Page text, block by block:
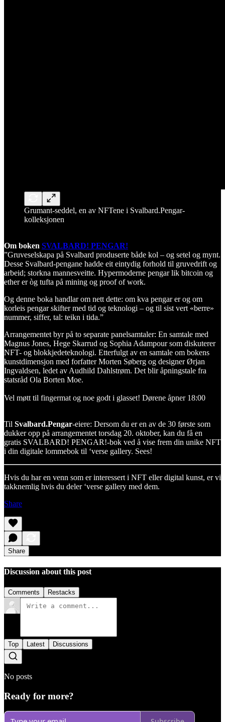
Grumant-seddel, en av NFTene i Svalbard.Pengar-
kolleksjonen
Om boken SVALBARD! PENGAR!
”Gruveselskapa på Svalbard produserte både kol – og setel og mynt.
Desse Svalbard-pengane hadde eit eintydig forhold til gruvedrift og
arbeid; storkna mannesveitte. Hypermoderne pengar lik bitcoin og
ether er òg tufta på mining og proof of work.
Og denne boka handlar om nett dette: om kva pengar er og om
korleis pengar skifter med tid og teknologi – og til sist vert «berre»
nummer, siffer, tal: teikn i tida.”
Arrangementet byr på to separate panelsamtaler: En samtale med
Magnus Jones, Hege Skarrud og Sophia Adampour som diskuterer
NFT- og blokkjedeteknologi. Etterfulgt av en samtale om bokens
kunstdimensjon med forfatter Morten Søberg og designer Ørjan
Ingvaldsen, ledet av Audhild Dahlstrøm. Det blir åpningstale fra
statsråd Ola Borten Moe.
Vel møtt til fingermat og noe godt i glasset! Dørene åpner 18:00
Til Svalbard.Pengar-eiere: Dersom du er en av de 30 første som
dukker opp på arrangementet torsdag 20. oktober, kan du få en
gratis SVALBARD! PENGAR!-bok ved å vise frem din unike NFT
i din digitale lommebok til ‘verse gallery. Sees!
Hvis du har en venn som er interessert i NFT eller digital kunst, er vi
takknemlig hvis du deler ‘verse gallery med dem.
Share
Share
Discussion about this post
Comments Restacks
Top Latest Discussions
No posts
Ready for more?